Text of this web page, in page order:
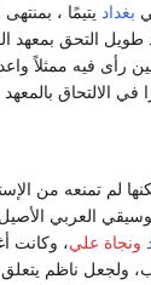
بغداد يتيمًا ،
طويل التحق بمعهد
رأى فيه ممثلاً
في الالتحاق
لم تمنعه من
العربي
ونجاة علي، وكانت
ولجعل ناظم